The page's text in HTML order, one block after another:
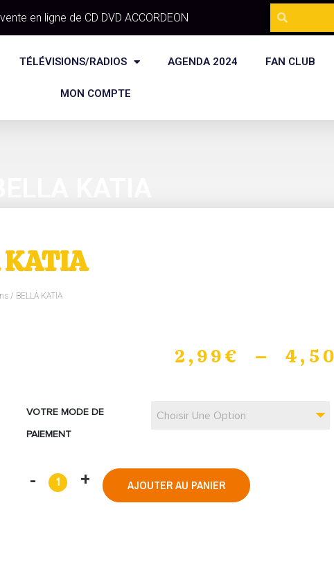
en ligne de CD DVD ACCORDEON
TÉLÉVISIONS/RADIOS AGENDA 2024 FAN CLUB
MON COMPTE
/ BELLA KATIA
2,99€ – 4,50
VOTRE MODE DE
PAIEMENT
Choisir Une Option
AJOUTER AU PANIER